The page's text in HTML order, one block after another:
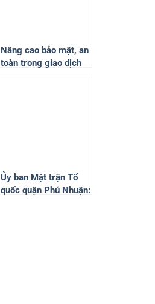
Nâng cao bảo mật, an
toàn trong giao dịch
Ủy ban Mặt trận Tổ
quốc quận Phú Nhuận: